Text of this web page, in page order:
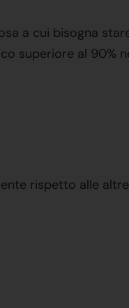
a cui bisogna
superiore al 90%
rispetto alle